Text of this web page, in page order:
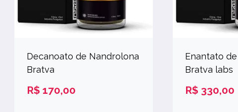
Decanoato de Nandrolona
Bratva
R$ 170,00
Enantato
Bratva labs
R$ 330,00